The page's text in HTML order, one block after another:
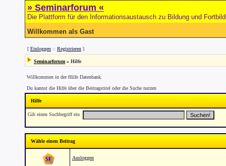
» Seminarforum «
Die Plattform für den Informationsaustausch zu Bildung und
Willkommen als Gast
[ Einloggen :: Registrieren ]
Seminarforum » Hilfe
Willkommen in der Hilfe Datenbank.
Du kannst die Hilfe über die Beitragstitel oder die Suche nutzen
Hilfe
Gib einen Suchbegriff ein
Wähle einen Beitrag
Ausloggen